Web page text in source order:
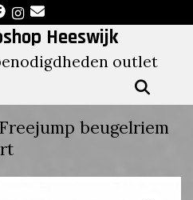
Heeswijk
outlet
beugelriem